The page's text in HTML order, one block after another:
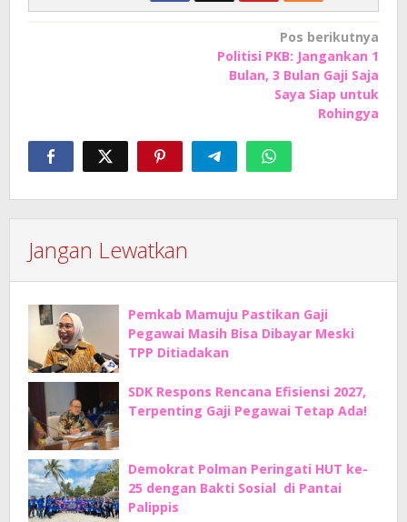
Pos berikutnya
Politisi PKB: Jangankan 1
Bulan, 3 Bulan Gaji Saja
Saya Siap untuk
Rohingya
Jangan Lewatkan
Pemkab Mamuju Pastikan Gaji
Pegawai Masih Bisa Dibayar Meski
TPP Ditiadakan
SDK Respons Rencana Efisiensi 2027,
Terpenting Gaji Pegawai Tetap Ada!
Demokrat Polman Peringati HUT ke-
25 dengan Bakti Sosial di Pantai
Palippis